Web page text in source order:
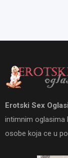
Erotski Sex Oglasi
intimnim oglasima
osobe koja ce u